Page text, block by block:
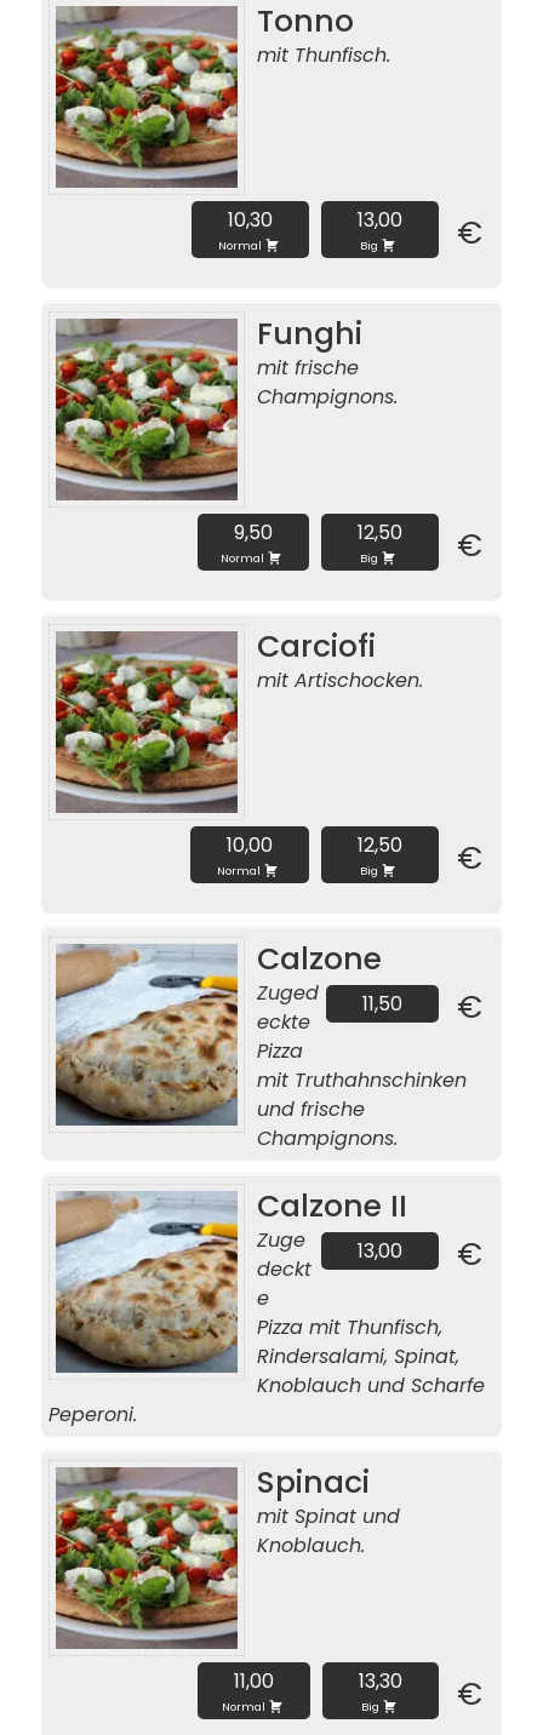
Tonno
10,30
Normal
13,00
Big €
mit Thunfisch.
Funghi
9,50
Normal
12,50
Big €
mit frische
Champignons.
Carciofi
10,00
Normal
12,50
Big €
mit Artischocken.
Calzone
11,50 €
Zuged
eckte
Pizza
mit Truthahnschinken
und frische
Champignons.
Calzone II
13,00 €
Zuge
deckt
e
Pizza mit Thunfisch,
Rindersalami, Spinat,
Knoblauch und Scharfe
Peperoni.
Spinaci
11,00
Normal
13,30
Big €
mit Spinat und
Knoblauch.